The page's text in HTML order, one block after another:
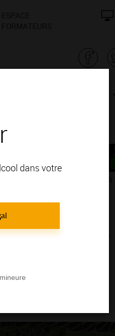
dans votre
de découverte grâce à
Bourgogne avec notre Guide